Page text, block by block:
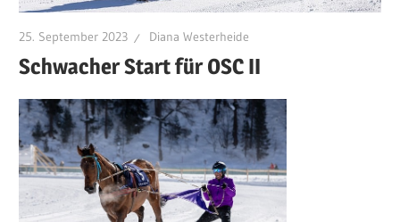
25. September 2023 Diana Westerheide
Schwacher Start für OSC II